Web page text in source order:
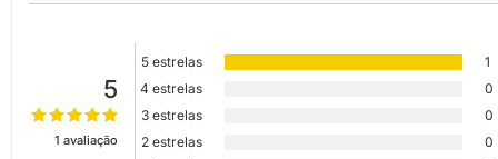
5
1 avaliação
5 estrelas
1
4 estrelas
0
3 estrelas
0
2 estrelas
0